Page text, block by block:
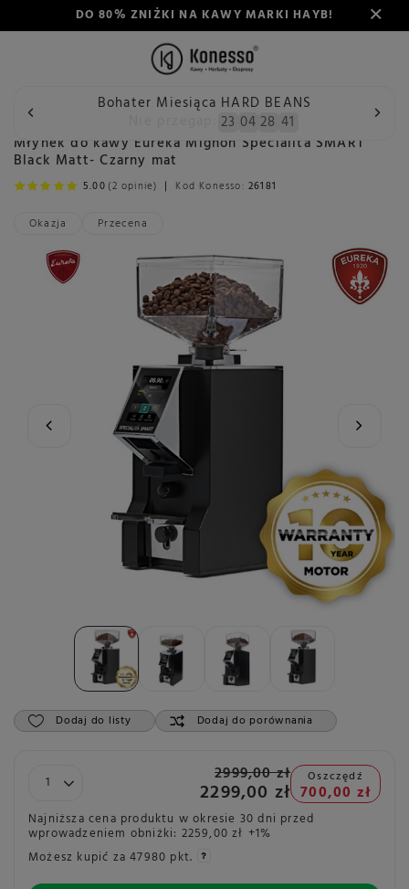
DO 80% ZNIŻKI NA KAWY MARKI HAYB!
Bohater Miesiąca HARD BEANS
23 04 28 40
Wstecz Konesso Młynki Rodzaj Automatyczny
Okazja Przecena
Młynek do kawy Eureka Mignon Specialita SMART
Black Matt- Czarny mat
5.00 (2 opinie) Kod Konesso: 26181
Dodaj do listy Dodaj do porównania
2999,00 zł
2299,00 zł
Oszczędź
700,00 zł
Najniższa cena produktu w okresie 30 dni przed
wprowadzeniem obniżki: 2259,00 zł +1%
Możesz kupić za47980 pkt.